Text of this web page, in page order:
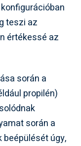
teszi az
értékessé az
során a
propilén)
során a
úgy,